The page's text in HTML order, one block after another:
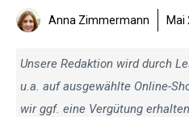
Anna Zimmermann Mai
Unsere Redaktion wird durch
u.a. auf ausgewählte Online-
wir ggf. eine Vergütung